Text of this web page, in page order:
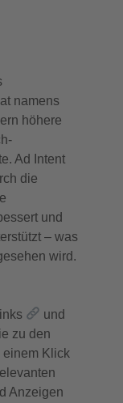
namens
höhere
Ad Intent
die
und
– was
wird.
und
zu den
einem Klick
Anzeigen